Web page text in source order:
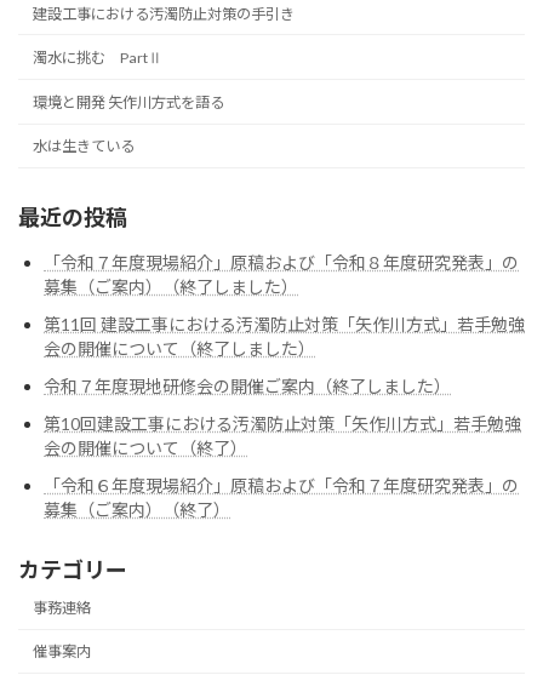
建設工事における汚濁防止対策の手引き
濁水に挑む PartⅡ
環境と開発 矢作川方式を語る
水は生きている
最近の投稿
「令和７年度現場紹介」原稿および「令和８年度研究発表」の
募集（ご案内）（終了しました）
第11回 建設工事における汚濁防止対策「矢作川方式」若手勉強
会の開催について（終了しました）
令和７年度現地研修会の開催ご案内（終了しました）
第10回建設工事における汚濁防止対策「矢作川方式」若手勉強
会の開催について（終了）
「令和６年度現場紹介」原稿および「令和７年度研究発表」の
募集（ご案内）（終了）
カテゴリー
事務連絡
催事案内